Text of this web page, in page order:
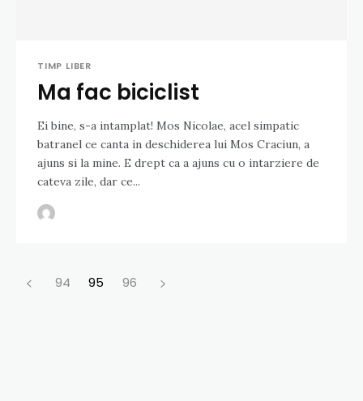
TIMP LIBER
Ma fac biciclist
Ei bine, s-a intamplat! Mos Nicolae, acel simpatic
batranel ce canta in deschiderea lui Mos Craciun, a
ajuns si la mine. E drept ca a ajuns cu o intarziere de
cateva zile, dar ce...
94 95 96